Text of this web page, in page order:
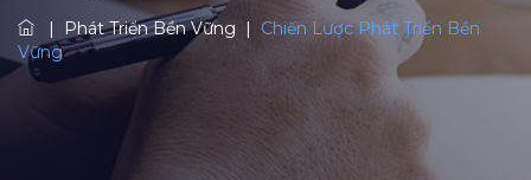
| Phát Triển Bền Vững | Chiến Lược Phát Triển Bền
Vững